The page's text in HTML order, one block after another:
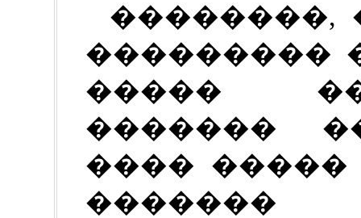
��������,
���������
�����
�������
����